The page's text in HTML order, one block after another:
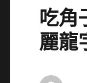
吃角
麗龍